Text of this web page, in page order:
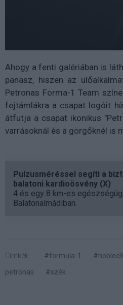
Ahogy a fenti galériában is
panasz, hiszen az
Petronas Forma-1 Team
fejtámlákra a csapat logóit
átfutja a csapat ikonikus
varrásoknál és a görgőknél is
Pulzusméréssel segíti a
balatoni kardioösvény (X)
4 és egy 8 km-es
Balatonalmádiban.
Címkék: #formula-1
petronas
#szék